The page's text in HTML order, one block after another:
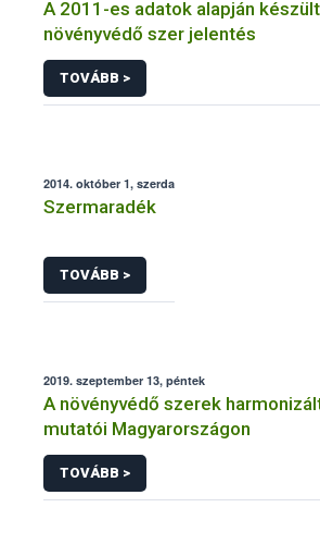
A 2011-es adatok alapján
növényvédő szer jelentés
TOVÁBB >
2014. október 1, szerda
Szermaradék
TOVÁBB >
2019. szeptember 13, péntek
A növényvédő szerek
mutatói Magyarországon
TOVÁBB >